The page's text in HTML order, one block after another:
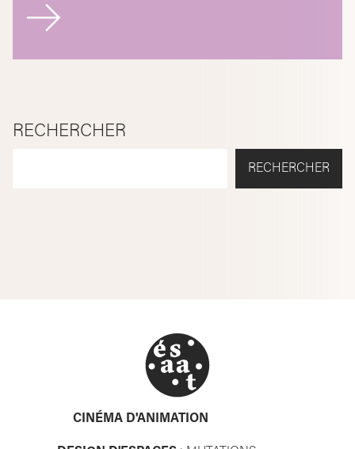
RECHERCHER
RECHERCHER
CINÉMA D'ANIMATION